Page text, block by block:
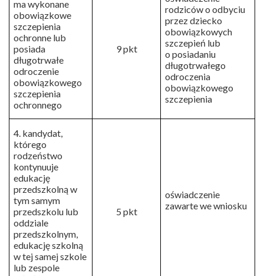
ma wykonane
obowiązkowe
szczepienia
ochronne lub
posiada
długotrwałe
odroczenie
obowiązkowego
szczepienia
ochronnego
9 pkt
rodziców o odbyciu
przez dziecko
obowiązkowych
szczepień lub
o posiadaniu
długotrwałego
odroczenia
obowiązkowego
szczepienia
4. kandydat,
którego
rodzeństwo
kontynuuje
edukację
przedszkolną w
tym samym
przedszkolu lub
oddziale
przedszkolnym,
edukację szkolną
w tej samej szkole
lub zespole
5 pkt
oświadczenie
zawarte we wniosku